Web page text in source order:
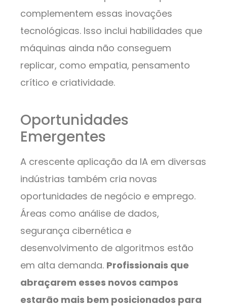
complementem essas inovações
tecnológicas. Isso inclui habilidades que
máquinas ainda não conseguem
replicar, como empatia, pensamento
crítico e criatividade.
Oportunidades
Emergentes
A crescente aplicação da IA em diversas
indústrias também cria novas
oportunidades de negócio e emprego.
Áreas como análise de dados,
segurança cibernética e
desenvolvimento de algoritmos estão
em alta demanda. Profissionais que
abraçarem esses novos campos
estarão mais bem posicionados para